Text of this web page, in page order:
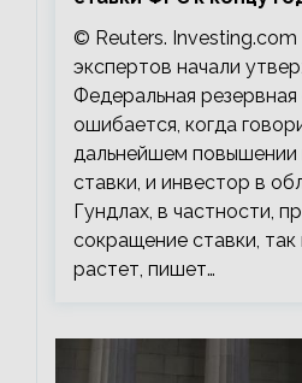
© Reuters.
экспертов начали
Федеральная
ошибается, когда
дальнейшем повышении
ставки, и инвестор в
Гундлах, в частности,
сокращение ставки, так
растет, пишет…